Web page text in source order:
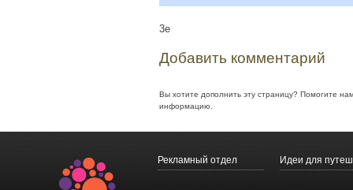
3e
Добавить комментарий
Вы хотите дополнить эту страницу? Помогите
информацию.
Рекламный отдел Идеи для